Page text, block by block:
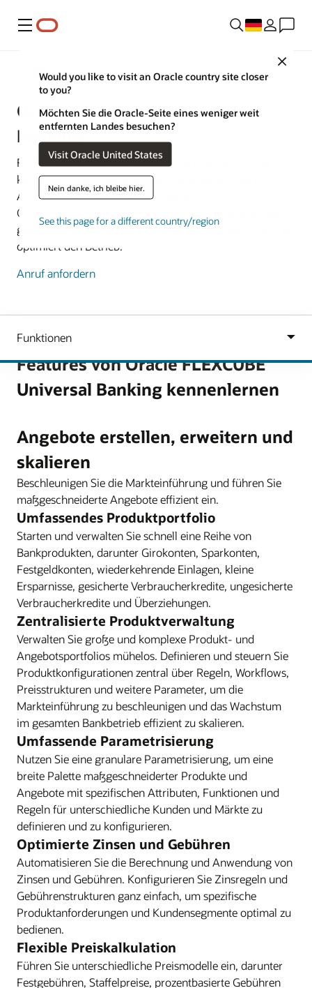
Menü
Close
Would you like to visit an Oracle country site closer
to you?
Möchten Sie die Oracle-Seite eines weniger weit
entfernten Landes besuchen?
Visit Oracle United States
Nein danke, ich bleibe hier.
See this page for a different country/region
FLEXWÜRFEL
Oracle FLEXCUBE Universal
Banking
Fördern Sie eine fortschrittliche Transformation und
kontinuierliche Innovation durch eine agile, offene
Architektur und Cloud-Infrastruktur.
Oracle FLEXCUBE Universal Banking beschleunigt die
geschäftliche Agilität, rationalisiert die Konnektivität und
optimiert den Betrieb.
Anruf anfordern
Features von Oracle FLEXCUBE
Universal Banking kennenlernen
Angebote erstellen, erweitern und
skalieren
Beschleunigen Sie die Markteinführung und führen Sie
maßgeschneiderte Angebote effizient ein.
Umfassendes Produktportfolio
Starten und verwalten Sie schnell eine Reihe von
Bankprodukten, darunter Girokonten, Sparkonten,
Festgeldkonten, wiederkehrende Einlagen, kleine
Ersparnisse, gesicherte Verbraucherkredite, ungesicherte
Verbraucherkredite und Überziehungen.
Zentralisierte Produktverwaltung
Verwalten Sie große und komplexe Produkt- und
Angebotsportfolios mühelos. Definieren und steuern Sie
Produktkonfigurationen zentral über Regeln, Workflows,
Preisstrukturen und weitere Parameter, um die
Markteinführung zu beschleunigen und das Wachstum
im gesamten Bankbetrieb effizient zu skalieren.
Umfassende Parametrisierung
Nutzen Sie eine granulare Parametrisierung, um eine
breite Palette maßgeschneiderter Produkte und
Angebote mit spezifischen Attributen, Funktionen und
Regeln für unterschiedliche Kunden und Märkte zu
definieren und zu konfigurieren.
Optimierte Zinsen und Gebühren
Automatisieren Sie die Berechnung und Anwendung von
Zinsen und Gebühren. Konfigurieren Sie Zinsregeln und
Gebührenstrukturen ganz einfach, um spezifische
Produktanforderungen und Kundensegmente optimal zu
bedienen.
Flexible Preiskalkulation
Führen Sie unterschiedliche Preismodelle ein, darunter
Festgebühren, Staffelpreise, prozentbasierte Gebühren